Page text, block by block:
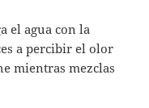
el agua con la
a percibir el olor
mientras mezclas